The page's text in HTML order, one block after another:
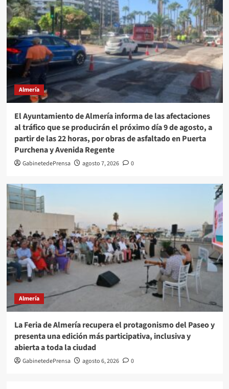
Almería
El Ayuntamiento de Almería informa de las afectaciones
al tráfico que se producirán el próximo día 9 de agosto, a
partir de las 22 horas, por obras de asfaltado en Puerta
Purchena y Avenida Regente
GabinetedePrensa agosto 7, 2026 0
Almería
La Feria de Almería recupera el protagonismo del Paseo y
presenta una edición más participativa, inclusiva y
abierta a toda la ciudad
GabinetedePrensa agosto 6, 2026 0